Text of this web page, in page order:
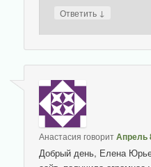
Ответить ↓
Анастасия говоритАпрель
Добрый день, Елена